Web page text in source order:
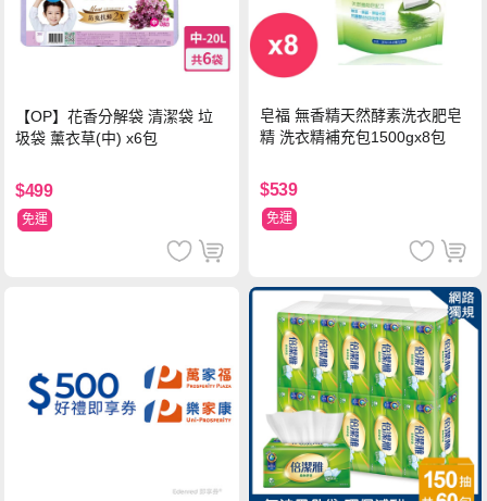
【OP】花香分解袋 清潔袋 垃
圾袋 薰衣草(中) x6包
$499
免運
皂福 無香精天然酵素洗衣肥皂
精 洗衣精補充包1500gx8包
$539
免運